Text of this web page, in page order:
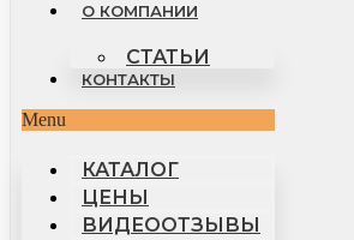
О КОМПАНИИ
СТАТЬИ
КОНТАКТЫ
Menu
КАТАЛОГ
ЦЕНЫ
ВИДЕООТЗЫВЫ